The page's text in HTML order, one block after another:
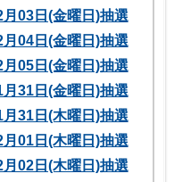
03日(金曜日)抽選
04日(金曜日)抽選
05日(金曜日)抽選
31日(金曜日)抽選
31日(木曜日)抽選
01日(木曜日)抽選
02日(木曜日)抽選